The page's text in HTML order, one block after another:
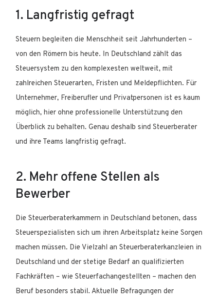
1. Langfristig gefragt
Steuern begleiten die Menschheit seit Jahrhunderten –
von den Römern bis heute. In Deutschland zählt das
Steuersystem zu den komplexesten weltweit, mit
zahlreichen Steuerarten, Fristen und Meldepflichten. Für
Unternehmer, Freiberufler und Privatpersonen ist es kaum
möglich, hier ohne professionelle Unterstützung den
Überblick zu behalten. Genau deshalb sind Steuerberater
und ihre Teams langfristig gefragt.
2. Mehr offene Stellen als
Bewerber
Die Steuerberaterkammern in Deutschland betonen, dass
Steuerspezialisten sich um ihren Arbeitsplatz keine Sorgen
machen müssen. Die Vielzahl an Steuerberaterkanzleien in
Deutschland und der stetige Bedarf an qualifizierten
Fachkräften – wie Steuerfachangestellten – machen den
Beruf besonders stabil. Aktuelle Befragungen der